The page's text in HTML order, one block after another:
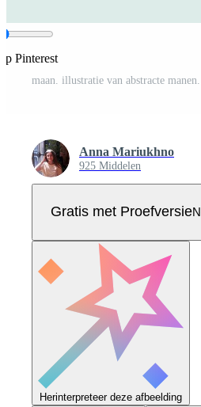
Pinterest
Anna Mariukhno
925 Middelen
Gratis met Proefversie
Herinterpreteer deze afbeelding